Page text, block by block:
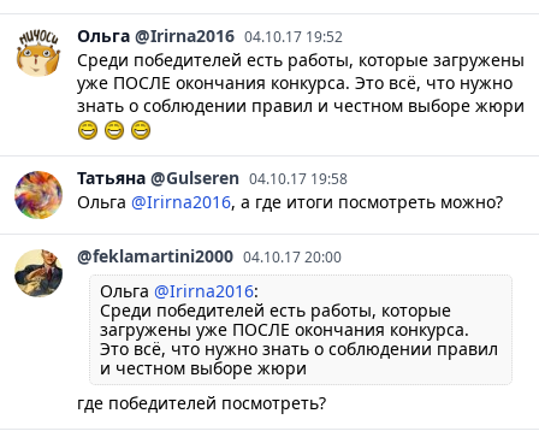
Ольга @Irirna2016 04.10.17 19:52
Среди победителей есть работы, которые загружены
уже ПОСЛЕ окончания конкурса. Это всё, что нужно
знать о соблюдении правил и честном выборе жюри
Татьяна @Gulseren 04.10.17 19:58
Ольга @Irirna2016, а где итоги посмотреть можно?
@feklamartini2000 04.10.17 20:00
Ольга @Irirna2016:
Среди победителей есть работы, которые
загружены уже ПОСЛЕ окончания конкурса.
Это всё, что нужно знать о соблюдении правил
и честном выборе жюри
где победителей посмотреть?